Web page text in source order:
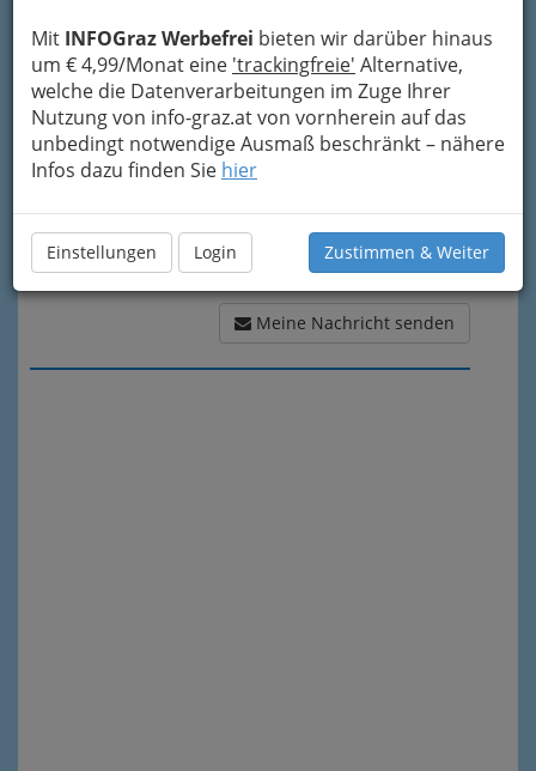
Mit INFOGraz Werbefrei bieten wir darüber hinaus
um € 4,99/Monat eine 'trackingfreie' Alternative,
welche die Datenverarbeitungen im Zuge Ihrer
Nutzung von info-graz.at von vornherein auf das
unbedingt notwendige Ausmaß beschränkt – nähere
Infos dazu finden Sie hier
Einstellungen Login Zustimmen & Weiter
Meine Nachricht
Meine Nachricht senden